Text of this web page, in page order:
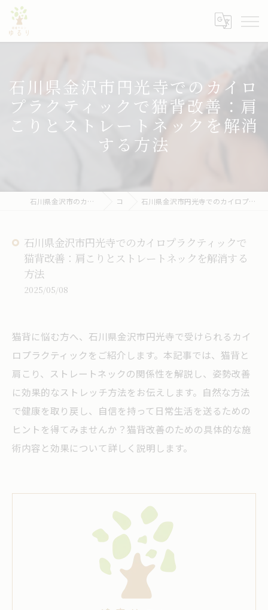
石川県金沢市円光寺でのカイロ
プラクティックで猫背改善：肩
こりとストレートネックを解消
する方法
石川県金沢市のカイロプラクティックなら健康サロン ゆるり コラム 石川県金沢市円光寺でのカイロプラクティックで猫背改善：肩こりとストレートネックを解消する方法
石川県金沢市円光寺でのカイロプラクティックで
猫背改善：肩こりとストレートネックを解消する
方法
2025/05/08
猫背に悩む方へ、石川県金沢市円光寺で受けられるカイ
ロプラクティックをご紹介します。本記事では、猫背と
肩こり、ストレートネックの関係性を解説し、姿勢改善
に効果的なストレッチ方法をお伝えします。自然な方法
で健康を取り戻し、自信を持って日常生活を送るための
ヒントを得てみませんか？猫背改善のための具体的な施
術内容と効果について詳しく説明します。